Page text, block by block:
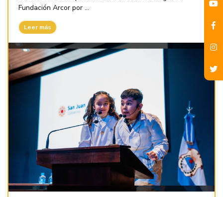
Fundación Arcor por ...
Leer más